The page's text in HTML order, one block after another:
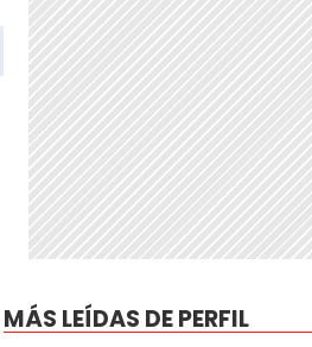
MÁS LEÍDAS DE PERFIL